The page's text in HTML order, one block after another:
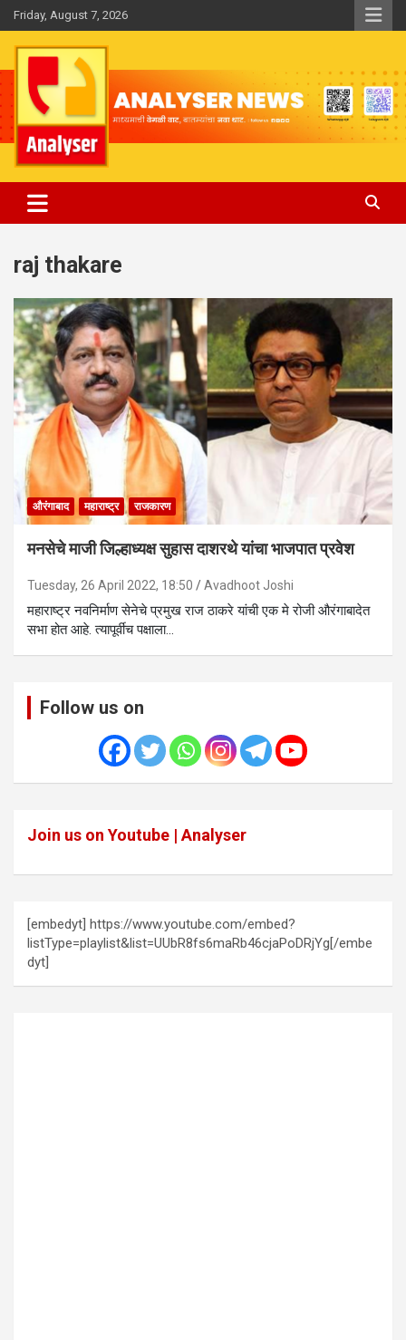
Skip
to
content
Friday, August 7, 2026
Analyser
raj thakare
औरंगाबाद महाराष्ट्र राजकारण
मनसेचे माजी जिल्हाध्यक्ष सुहास दाशरथे यांचा भाजपात प्रवेश
Tuesday, 26 April 2022, 18:50 Avadhoot Joshi
महाराष्ट्र नवनिर्माण सेनेचे प्रमुख राज ठाकरे यांची एक मे रोजी औरंगाबादेत
सभा होत आहे. त्यापूर्वीच पक्षाला…
Follow us on
Join us on Youtube | Analyser
[embedyt] https://www.youtube.com/embed?
listType=playlist&list=UUbR8fs6maRb46cjaPoDRjYg[/embe
dyt]